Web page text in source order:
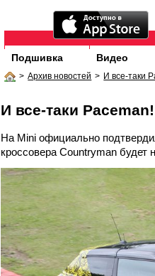
Подшивка Видео
> Архив новостей > И все-таки
И все-таки Paceman!
На Mini официально
кроссовера Countryman будет